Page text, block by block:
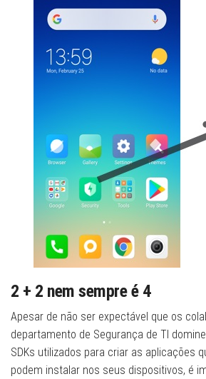
2 + 2 nem sempre é 4
Apesar de não ser expectável que os
departamento de Segurança de TI
SDKs utilizados para criar as aplicações
podem instalar nos seus dispositivos, é